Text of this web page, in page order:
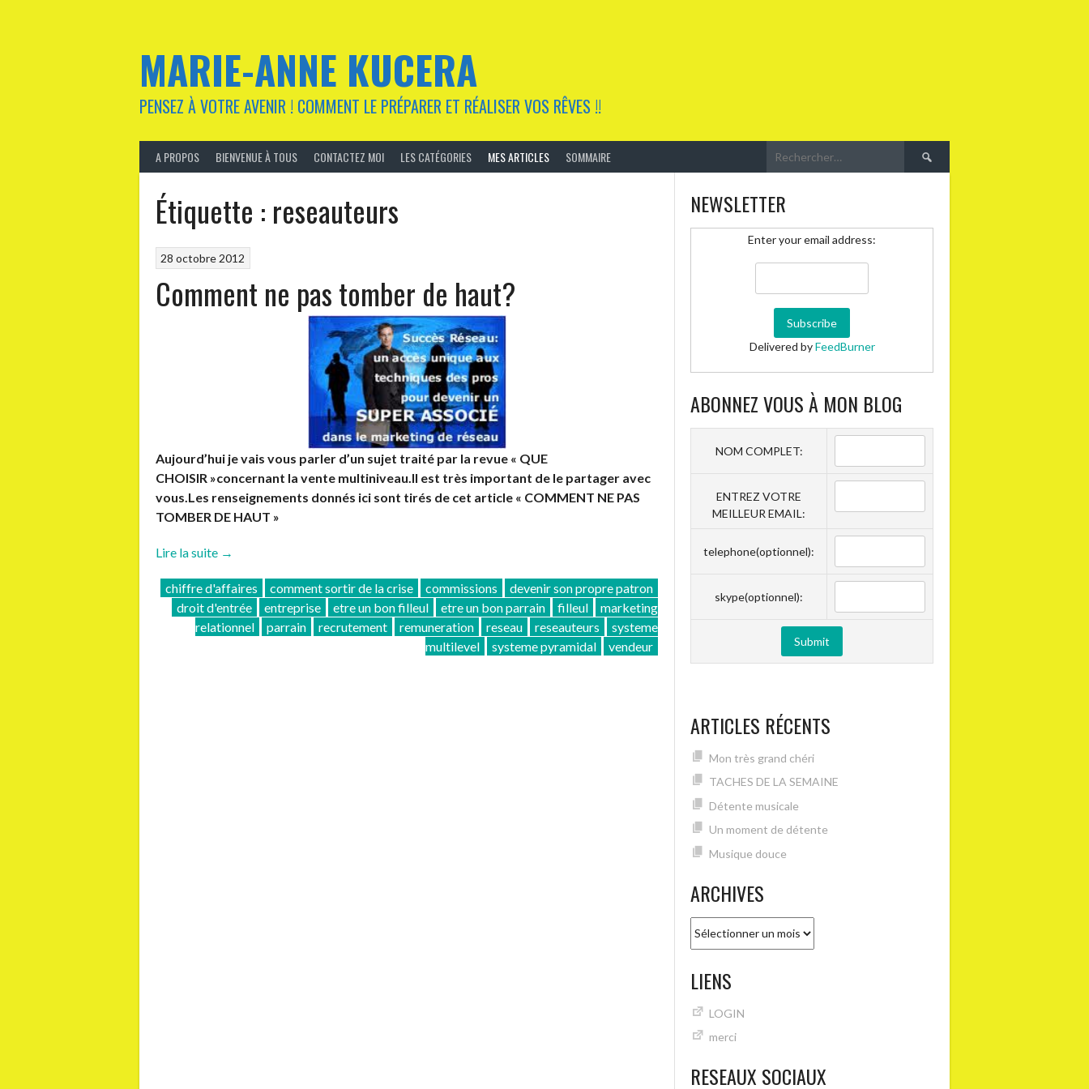
MARIE-ANNE KUCERA
PENSEZ À VOTRE AVENIR ! COMMENT LE PRÉPARER ET RÉALISER VOS RÊVES !!
A PROPOS BIENVENUE À TOUS CONTACTEZ MOI LES CATÉGORIES MES ARTICLES SOMMAIRE Rechercher :
Étiquette : reseauteurs
28 octobre 2012
Comment ne pas tomber de haut?
Aujourd’hui je vais vous parler d’un sujet traité par la revue « QUE
CHOISIR »concernant la vente multiniveau.Il est très important de le partager avec
vous.Les renseignements donnés ici sont tirés de cet article « COMMENT NE PAS
TOMBER DE HAUT »
Lire la suite « Comment
pas
tomber
de
→
chiffre d'affaires comment sortir de la crise commissions
devenir son propre patron
droit d'entrée
entreprise etre un bon filleul etre un bon parrain filleul
marketing
relationnel
parrain recrutement remuneration reseau reseauteurs
systeme
multilevel
systeme pyramidal vendeur
NEWSLETTER
Enter your email address:
Delivered byFeedBurner
ABONNEZ VOUS À MON BLOG
NOM COMPLET:
ENTREZ VOTRE
MEILLEUR EMAIL:
telephone(optionnel):
skype(optionnel):
ARTICLES RÉCENTS
Mon très grand chéri
TACHES DE LA SEMAINE
Détente musicale
Un moment de détente
Musique douce
ARCHIVES
LIENS
LOGIN
merci
RESEAUX SOCIAUX